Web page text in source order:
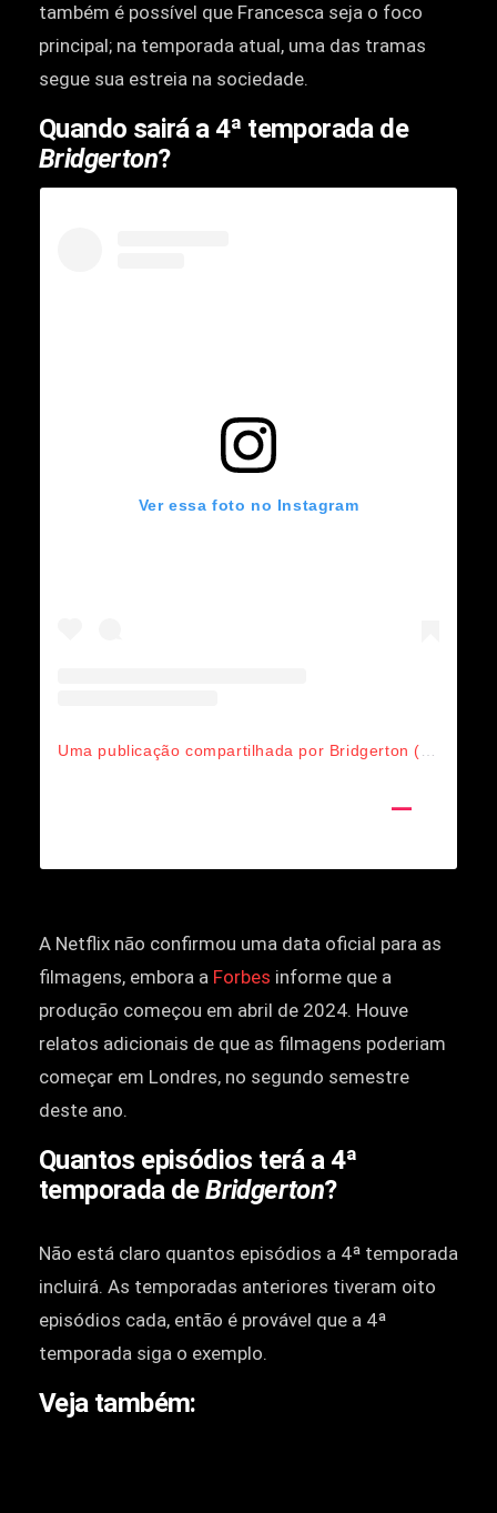
também é possível que Francesca seja o foco
principal; na temporada atual, uma das tramas
segue sua estreia na sociedade.
Quando sairá a 4ª temporada de
Bridgerton?
Ver essa foto no Instagram
A Netflix não confirmou uma data oficial para as
filmagens, embora a Forbes informe que a
produção começou em abril de 2024. Houve
relatos adicionais de que as filmagens poderiam
começar em Londres, no segundo semestre
deste ano.
Quantos episódios terá a 4ª
temporada deBridgerton?
Não está claro quantos episódios a 4ª temporada
incluirá. As temporadas anteriores tiveram oito
episódios cada, então é provável que a 4ª
temporada siga o exemplo.
Veja também: